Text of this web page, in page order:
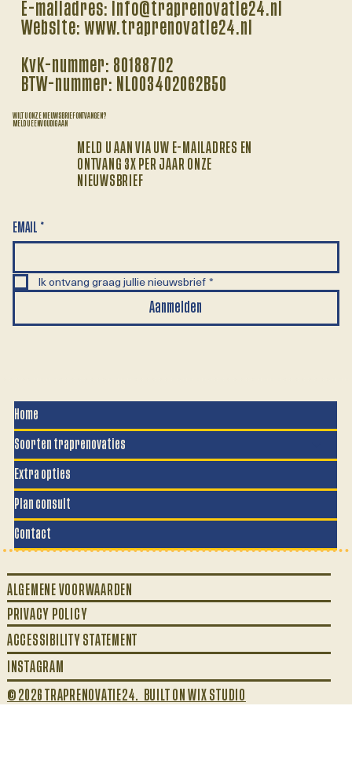
E-mailadres: info@traprenovatie24.nl
Website: www.traprenovatie24.nl
KvK-nummer: 80188702
BTW-nummer: NL003402062B50
WILT U ONZE NIEUWSBRIEF ONTVANGEN?
MELD U EENVOUDIG AAN
MELD U AAN VIA UW E-MAILADRES EN
ONTVANG 3X PER JAAR ONZE
NIEUWSBRIEF
EMAIL *
Ik ontvang graag jullie nieuwsbrief*
Aanmelden
Home
Soorten traprenovaties
Extra opties
Plan consult
Contact
ALGEMENE VOORWAARDEN
PRIVACY POLICY
ACCESSIBILITY STATEMENT
INSTAGRAM
© 2026 TRAPRENOVATIE24. BUILT ON WIX STUDIO